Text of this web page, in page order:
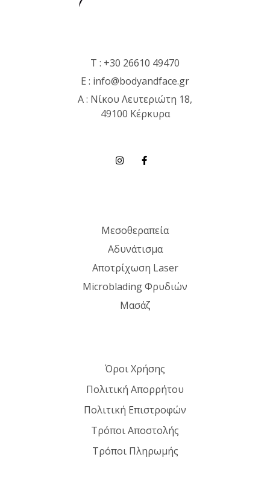
T : +30 26610 49470
E : info@bodyandface.gr
Α : Νίκου Λευτεριώτη 18,
49100 Κέρκυρα
Μεσοθεραπεία
Αδυνάτισμα
Αποτρίχωση Laser
Microblading Φρυδιών
Μασάζ
Όροι Χρήσης
Πολιτική Απορρήτου
Πολιτική Επιστροφών
Τρόποι Αποστολής
Τρόποι Πληρωμής